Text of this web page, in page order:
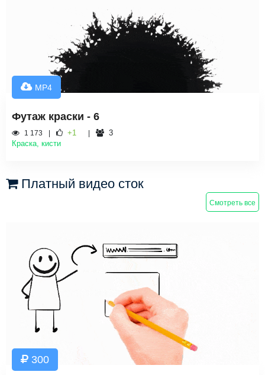
MP4
Футаж краски - 6
1 173 +1
3
Краска, кисти
Платный видео сток
Смотреть все
300